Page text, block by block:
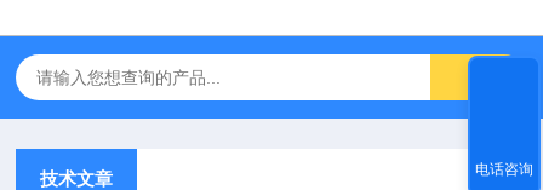
技术文章 电话咨询